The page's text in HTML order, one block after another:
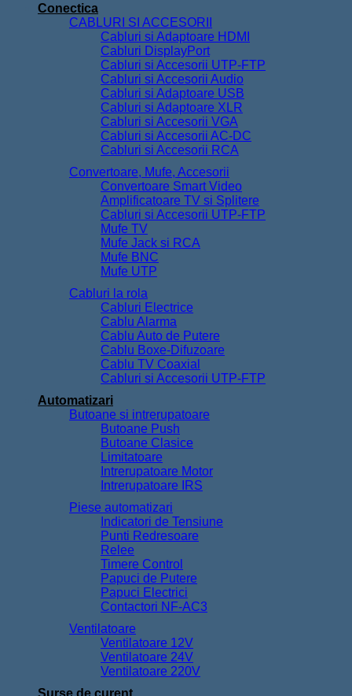
Conectica
CABLURI SI ACCESORII
Cabluri si Adaptoare HDMI
Cabluri DisplayPort
Cabluri si Accesorii UTP-FTP
Cabluri si Accesorii Audio
Cabluri si Adaptoare USB
Cabluri si Adaptoare XLR
Cabluri si Accesorii VGA
Cabluri si Accesorii AC-DC
Cabluri si Accesorii RCA
Convertoare, Mufe, Accesorii
Convertoare Smart Video
Amplificatoare TV si Splitere
Cabluri si Accesorii UTP-FTP
Mufe TV
Mufe Jack si RCA
Mufe BNC
Mufe UTP
Cabluri la rola
Cabluri Electrice
Cablu Alarma
Cablu Auto de Putere
Cablu Boxe-Difuzoare
Cablu TV Coaxial
Cabluri si Accesorii UTP-FTP
Automatizari
Butoane si intrerupatoare
Butoane Push
Butoane Clasice
Limitatoare
Intrerupatoare Motor
Intrerupatoare IRS
Piese automatizari
Indicatori de Tensiune
Punti Redresoare
Relee
Timere Control
Papuci de Putere
Papuci Electrici
Contactori NF-AC3
Ventilatoare
Ventilatoare 12V
Ventilatoare 24V
Ventilatoare 220V
Surse de curent